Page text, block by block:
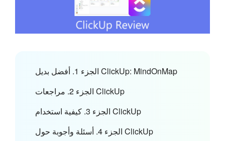
الجزء 1. أفضل بديل ClickUp: MindOnMap
الجزء 2. مراجعات ClickUp
الجزء 3. كيفية استخدام ClickUp
الجزء 4. أسئلة وأجوبة حول ClickUp